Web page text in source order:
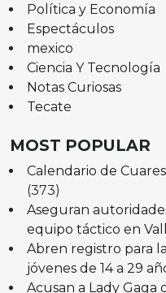
Política y Economía
Espectáculos
mexico
Ciencia Y Tecnología
Notas Curiosas
Tecate
MOST POPULAR
Calendario de
(373)
Aseguran
equipo táctico en
Abren registro para
jóvenes de 14 a 29
Acusan a Lady Gaga